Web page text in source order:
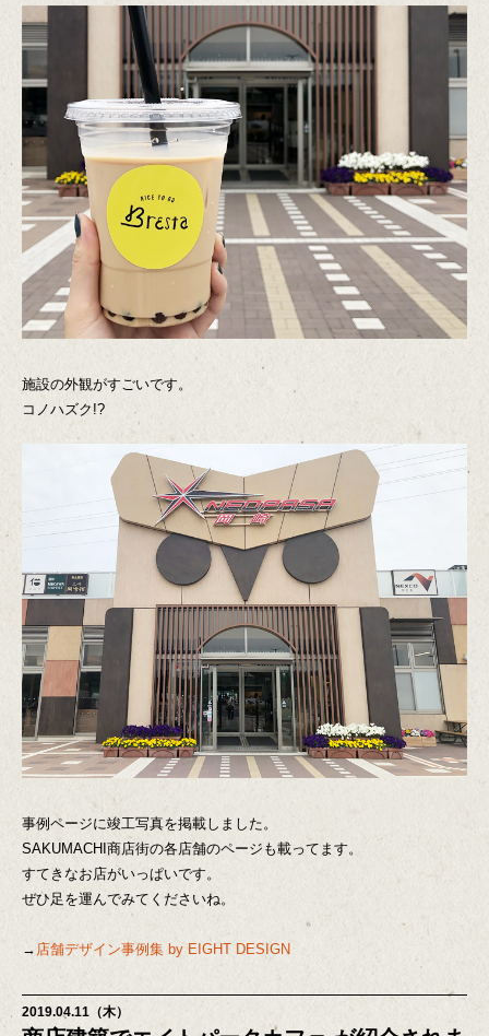
施設の外観がすごいです。
コノハズク!?
事例ページに竣工写真を掲載しました。
SAKUMACHI商店街の各店舗のページも載ってます。
すてきなお店がいっぱいです。
ぜひ足を運んでみてくださいね。
→ 店舗デザイン事例集 by EIGHT DESIGN
2019.04.11（木）